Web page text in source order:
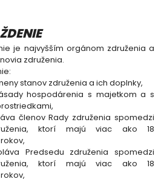
je najvyšším orgánom združenia a
združenia.
stanov združenia a ich doplnky,
hospodárenia s majetkom a s
členov Rady združenia spomedzi
ktorí majú viac ako 18
Predsedu združenia spomedzi
ktorí majú viac ako 18